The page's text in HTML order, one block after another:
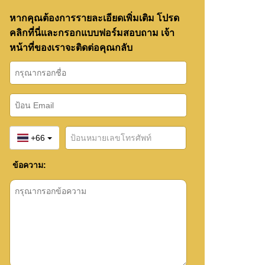
หากคุณต้องการรายละเอียดเพิ่มเติม โปรด
คลิกที่นี่และกรอกแบบฟอร์มสอบถาม เจ้า
หน้าที่ของเราจะติดต่อคุณกลับ
+66
ข้อความ: